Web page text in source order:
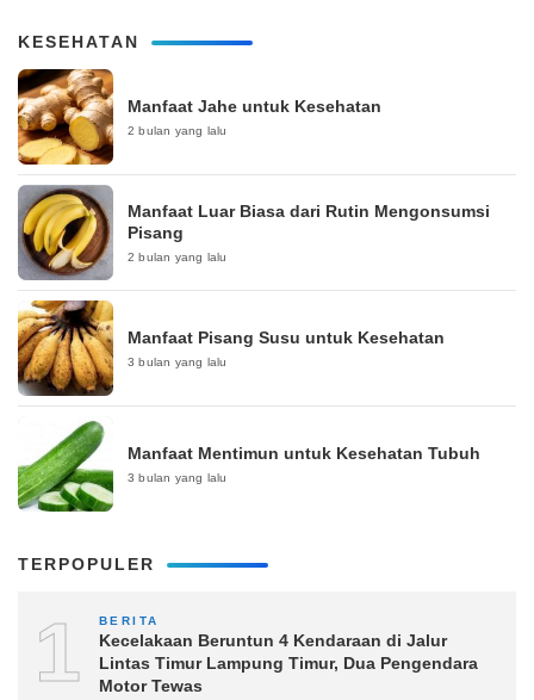
KESEHATAN
Manfaat Jahe untuk Kesehatan
2 bulan yang lalu
Manfaat Luar Biasa dari Rutin Mengonsumsi
Pisang
2 bulan yang lalu
Manfaat Pisang Susu untuk Kesehatan
3 bulan yang lalu
Manfaat Mentimun untuk Kesehatan Tubuh
3 bulan yang lalu
TERPOPULER
1 BERITA
Kecelakaan Beruntun 4 Kendaraan di Jalur
Lintas Timur Lampung Timur, Dua Pengendara
Motor Tewas